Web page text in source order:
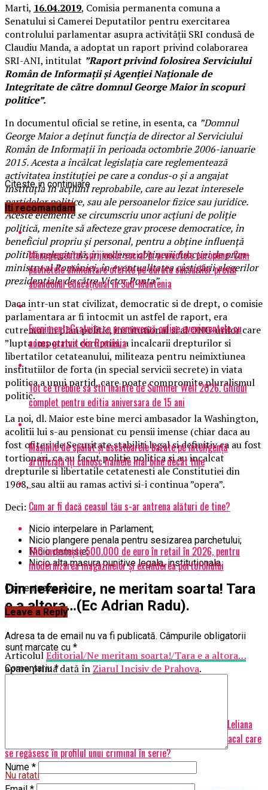
Marti, 16.04.2019, Comisia permanenta comuna a
Senatului si Camerei Deputatilor pentru exercitarea
controlului parlamentar asupra activităţii SRI condusă de
Claudiu Manda, a adoptat un raport privind colaborarea
SRI-ANI, intitulat ”Raport privind folosirea Serviciului
Român de Informaţii şi Agenţiei Naţionale de
Integritate de către domnul George Maior în scopuri
politice”.
In documentul oficial se retine, in esenta, ca ”Domnul
George Maior a deținut funcția de director al Serviciului
Român de Informații în perioada octombrie 2006-ianuarie
2015. Acesta a încălcat legislația care reglementează
activitatea instituției pe care a condus-o și a angajat
instituția în acțiuni reprobabile, care au lezat interesele
partidelor politice, sau ale persoanelor fizice sau juridice.
Aceste elemente se circumscriu unor acțiuni de poliție
politică, menite să afecteze grav procese democratice, în
beneficiul propriu și personal, pentru a obține influență
politică nelegitimă, în vederea obținerii funcției de prim-
ministru al României, în eventualitatea câștigării alegerilor
prezidențiale de către Victor Ponta”.
Daca intr-un stat civilizat, democratic si de drept, o comisie
parlamentara ar fi intocmit un astfel de raport, era
cutremur in plan politic, institutional si al ONG-urilor care
”lupta impotriva coruptiei, a incalcarii drepturilor si
libertatilor cetateanului, militeaza pentru neimixtiunea
institutiilor de forta (in special servicii secrete) in viata
politica a unui partid, care poate compromite pluralismul
politic.
La noi, dl. Maior este bine merci ambasador la Washington,
acolitii lui s-au pensionat cu pensii imense (chiar daca au
fost ofiteri de Securitate stabiliti legal si definitiv ca au fost
tortionari, ca au facut politie politica si au incalcat
drepturile si libertatile cetatenesti ale Constitutiei din
1968, sau altii au ramas activi si-i continua ”opera”.
Deci:
Nicio interpelare in Parlament;
Nicio plangere penala pentru sesizarea parchetului;
Nicio demisie;
Nicio alta masura punitive legala, institutionala.
Din nefericire, ne meritam soarta! Tara
e a altora…(Ec Adrian Radu).
ArticolulEditorial/Ne meritam soarta!/Tara e a altora…
apare prima dată în Ziarul Incisiv de Prahova.
Un interviu in premiera, cu președintele ZIVAC ROMANIA, Dr. Leliana
Pârvulescu/Există trăsături specifice ale criminalului din Caracal care
se regăsesc în profilul unui criminal în serie?
Nu ratati
Citeste in continuare
Iti recomandam
Managementul sprijinului social în proiectele europene: Cum
pachetele alimentare oferite pe durata cursurilor previn
abandonul educațional în Sud-Muntenia
EvenimenteGratuite.ro promovează online evenimentele cu
acces gratuit din România
Tot ce trebuie sa stii inainte de Summer Well 2026. Ghidul
complet pentru editia aniversara de 15 ani
Mașinile de spălat și uscătoarele bazate pe inteligență
artificială îți cunosc hainele mai bine decât tine
Cum ar fi dacă ceasul tău s-ar antrena alături de tine?
TAG investește 500.000 de euro în retail în 2026, pentru
modernizarea magazinelor și extinderea portofoliului
Comenteaza si tu
Leave a Reply
Adresa ta de email nu va fi publicată. Câmpurile obligatorii
sunt marcate cu *
Comentariu*
Nume *